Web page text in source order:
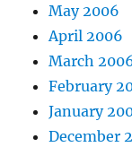
May 2006
April 2006
March
February
January
December